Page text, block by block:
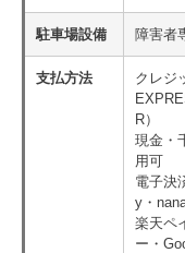
駐車場設備 障害者
支払方法
クレジ
R）
現金・
用可
電子決
y・
楽天ペ
ー・